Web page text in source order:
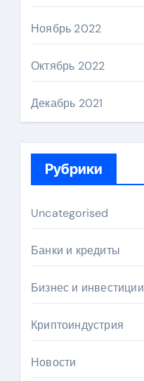
Ноябрь 2022
Октябрь 2022
Декабрь 2021
Рубрики
Uncategorised
Банки и кредиты
Бизнес и инвестиции
Криптоиндустрия
Новости